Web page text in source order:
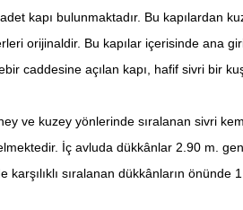
kapı bulunmaktadır. Bu kapılardan
orijinaldir. Bu kapılar içerisinde ana
caddesine açılan kapı, hafif sivri bir
ve kuzey yönlerinde sıralanan sivri
İç avluda dükkânlar 2.90 m.
karşılıklı sıralanan dükkânların